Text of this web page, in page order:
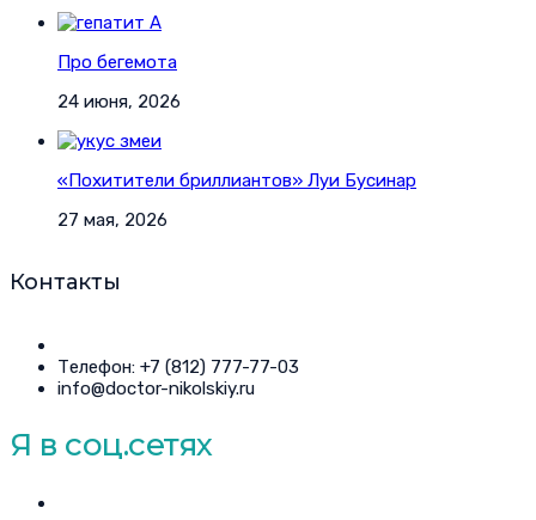
Про бегемота
24 июня, 2026
«Похитители бриллиантов» Луи Бусинар
27 мая, 2026
Контакты
Телефон: +7 (812) 777-77-03
info@doctor-nikolskiy.ru
Я в соц.сетях